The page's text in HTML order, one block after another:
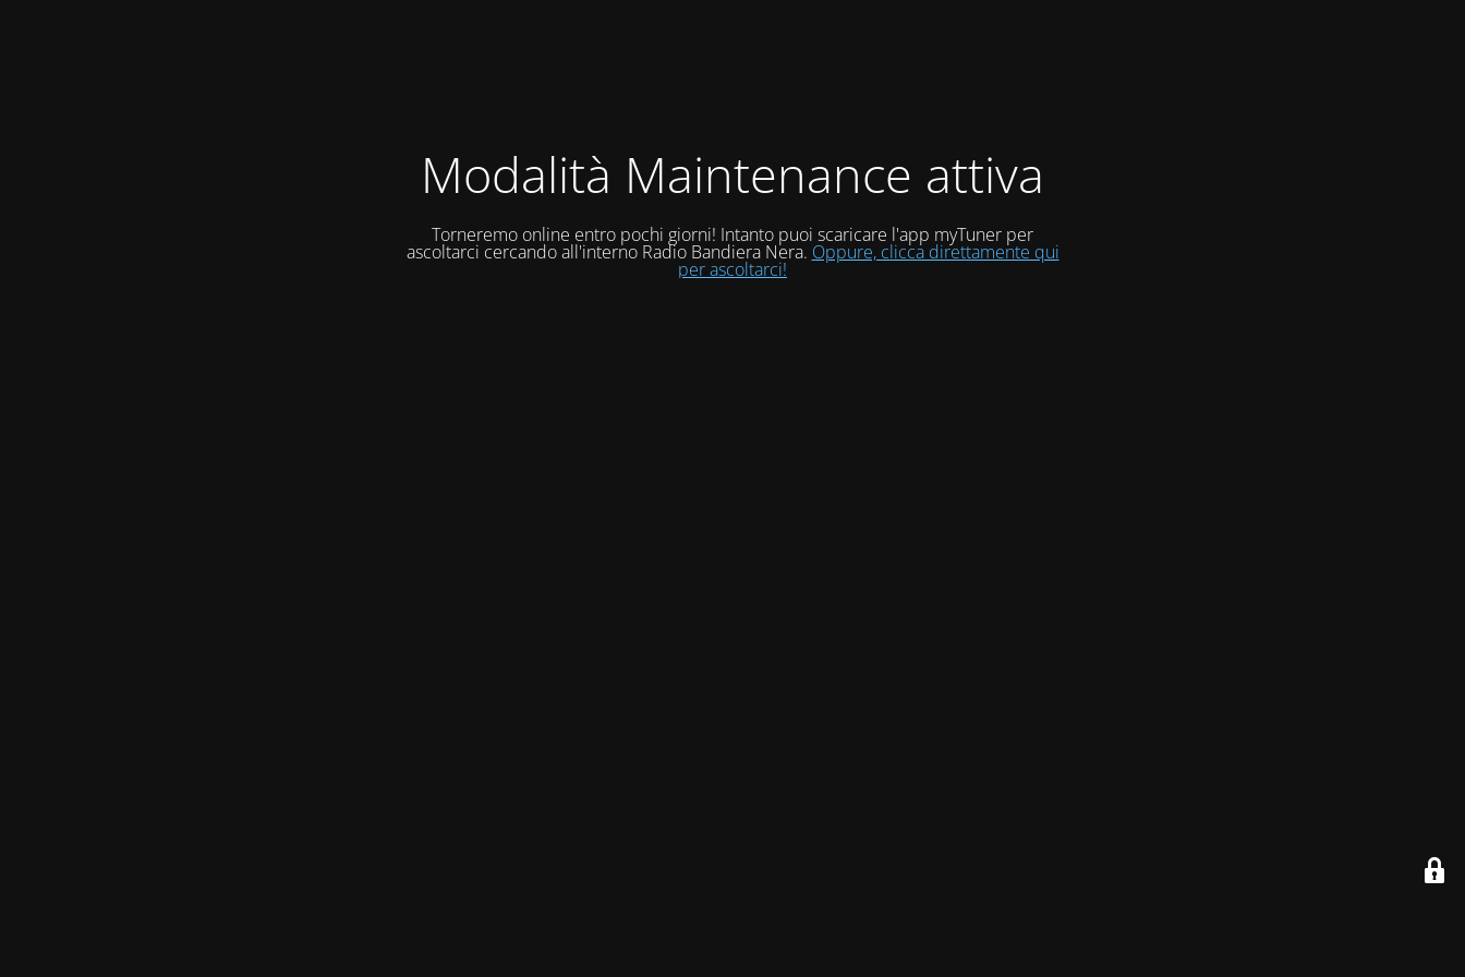
Modalità Maintenance attiva
Torneremo online entro pochi giorni! Intanto puoi scaricare l'app myTuner per
ascoltarci cercando all'interno Radio Bandiera Nera. Oppure, clicca direttamente qui
per ascoltarci!